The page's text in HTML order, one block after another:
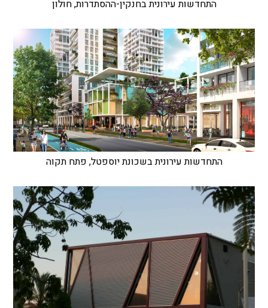
התחדשות עירונית בחנקין-ההסתדרות, חולון
התחדשות עירונית בשכונת יוספטל, פתח תקוה